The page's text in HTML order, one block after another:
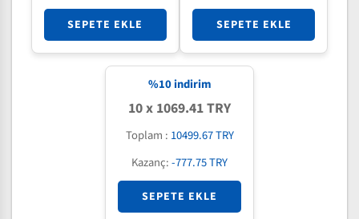
SEPETE EKLE SEPETE EKLE
%10indirim
10 x 1069.41 TRY
Toplam : 10499.67 TRY
Kazanç:-777.75 TRY
SEPETE EKLE